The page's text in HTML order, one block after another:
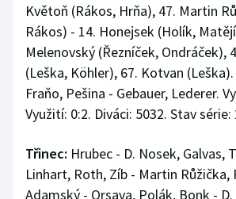
Květoň (Rákos, Hrňa), 47. Martin
Rákos) - 14. Honejsek (Holík,
Melenovský (Řezníček, Ondráček),
(Leška, Köhler), 67. Kotvan
Fraňo, Pešina - Gebauer, Lederer.
Využití: 0:2. Diváci: 5032. Stav série:
Třinec: Hrubec - D. Nosek, Galvas,
Linhart, Roth, Zíb - Martin Růžička,
Adamský - Orsava, Polák, Bonk -